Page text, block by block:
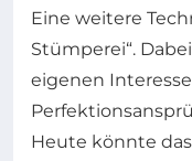
Eine weitere
Stümperei“.
eigenen
Heute könnte